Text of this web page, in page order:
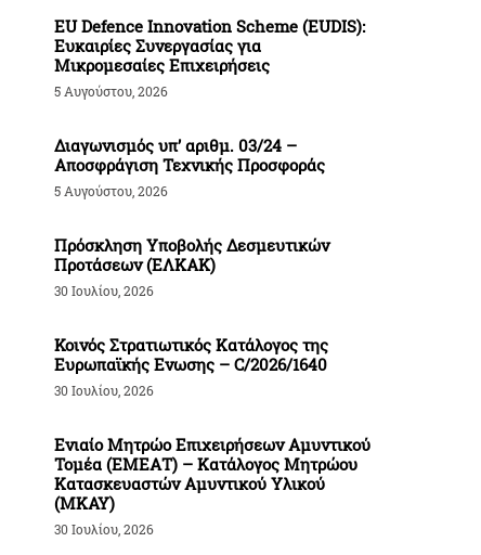
EU Defence Innovation Scheme (EUDIS):
Ευκαιρίες Συνεργασίας για
Μικρομεσαίες Επιχειρήσεις
5 Αυγούστου, 2026
Διαγωνισμός υπ’ αριθμ. 03/24 –
Αποσφράγιση Τεχνικής Προσφοράς
5 Αυγούστου, 2026
Πρόσκληση Υποβολής Δεσμευτικών
Προτάσεων (ΕΛΚΑΚ)
30 Ιουλίου, 2026
Κοινός Στρατιωτικός Κατάλογος της
Ευρωπαϊκής Ενωσης – C/2026/1640
30 Ιουλίου, 2026
Ενιαίο Μητρώο Επιχειρήσεων Αμυντικού
Τομέα (ΕΜΕΑΤ) – Κατάλογος Μητρώου
Κατασκευαστών Αμυντικού Υλικού
(ΜΚΑΥ)
30 Ιουλίου, 2026